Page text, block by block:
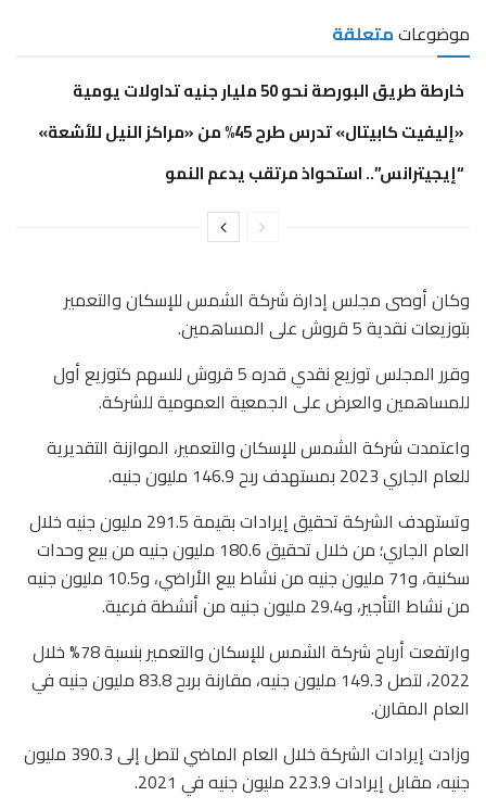
موضوعاتمتعلقة
خارطة طريق البورصة نحو 50 مليار جنيه تداولات يومية
«إليفيت كابيتال» تدرس طرح 45% من «مراكز النيل للأشعة»
“إيجيترانس”.. استحواذ مرتقب يدعم النمو
وكان أوصى مجلس إدارة شركة الشمس للإسكان والتعمير
بتوزيعات نقدية 5 قروش على المساهمين.
وقرر المجلس توزيع نقدي قدره 5 قروش للسهم كتوزيع أول
للمساهمين والعرض على الجمعية العمومية للشركة.
واعتمدت شركة الشمس للإسكان والتعمير، الموازنة التقديرية
للعام الجاري 2023 بمستهدف ربح 146.9 مليون جنيه.
وتستهدف الشركة تحقيق إيرادات بقيمة 291.5 مليون جنيه خلال
العام الجاري؛ من خلال تحقيق 180.6 مليون جنيه من بيع وحدات
سكنية، و71 مليون جنيه من نشاط بيع الأراضي، و10.5 مليون جنيه
من نشاط التأجير، و29.4 مليون جنيه من أنشطة فرعية.
وارتفعت أرباح شركة الشمس للإسكان والتعمير بنسبة 78% خلال
2022، لتصل 149.3 مليون جنيه، مقارنة بربح 83.8 مليون جنيه في
العام المقارن.
وزادت إيرادات الشركة خلال العام الماضي لتصل إلى 390.3 مليون
جنيه، مقابل إيرادات 223.9 مليون جنيه في 2021.